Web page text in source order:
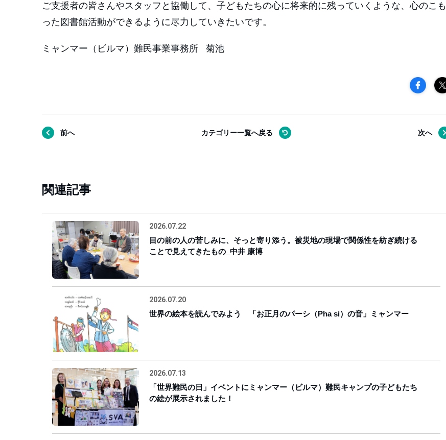
ご支援者の皆さんやスタッフと協働して、子どもたちの心に将来的に残っていくような、心のこも
った図書館活動ができるように尽力していきたいです。
ミャンマー（ビルマ）難民事業事務所 菊池
前へ カテゴリー一覧へ戻る 次へ
関連記事
2026.07.22
目の前の人の苦しみに、そっと寄り添う。被災地の現場で関係性を紡ぎ続ける
ことで見えてきたもの_中井 康博
2026.07.20
世界の絵本を読んでみよう 「お正月のパーシ（Pha si）の音」ミャンマー
2026.07.13
「世界難民の日」イベントにミャンマー（ビルマ）難民キャンプの子どもたち
の絵が展示されました！